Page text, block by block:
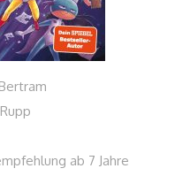
ab 7 Jahre